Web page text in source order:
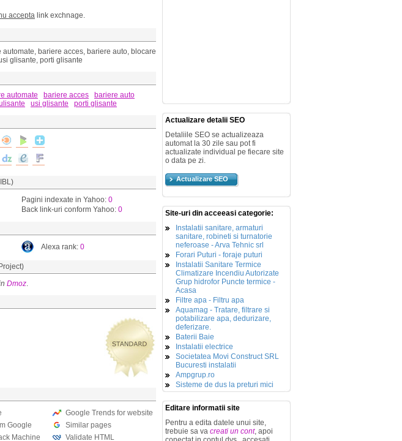
accepta link exchnage.
bariere acces, bariere auto, blocare
glisante, porti glisante
automate bariere acces
bariere auto
usi glisante porti glisante
Pagini indexate in Yahoo: 0
Back link-uri conform Yahoo: 0
Alexa rank: 0
Dmoz.
Google
Machine
Google Trends for website
Similar pages
Validate HTML
Actualizare detalii SEO
Detaliile SEO se actualizeaza
automat la 30 zile sau pot fi
actualizate individual pe fiecare site
o data pe zi.
Actualizare SEO
Site-uri din acceeasi categorie:
Instalatii sanitare, armaturi
sanitare, robineti si turnatorie
neferoase - Arva Tehnic srl
Forari Puturi - foraje puturi
Instalatii Sanitare Termice
Climatizare Incendiu Autorizate
Grup hidrofor Puncte termice -
Acasa
Filtre apa - Filtru apa
Aquamag - Tratare, filtrare si
potabilizare apa, dedurizare,
deferizare.
Baterii Baie
Instalatii electrice
Societatea Movi Construct SRL
Bucuresti instalatii
Ampgrup.ro
Sisteme de dus la preturi mici
Editare informatii site
Pentru a edita datele unui site,
trebuie sa va creati un cont, apoi